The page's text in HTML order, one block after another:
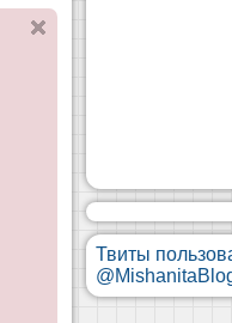
ск
Твиты